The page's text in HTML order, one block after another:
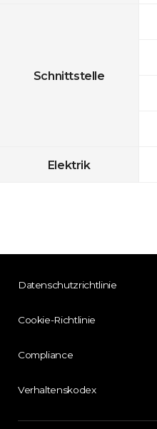
Schnittstelle
Elektrik
Datenschutzrichtlinie
Cookie-Richtlinie
Compliance
Verhaltenskodex